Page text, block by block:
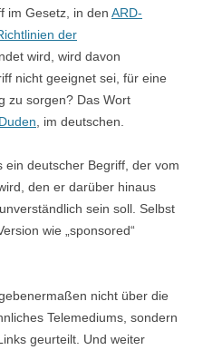
im Gesetz, in den ARD-
der
wird, wird davon
nicht geeignet sei, für eine
zu sorgen? Das Wort
, im deutschen.
ein deutscher Begriff, der vom
den er darüber hinaus
sein soll. Selbst
wie „sponsored“
nicht über die
Telemediums, sondern
geurteilt. Und weiter